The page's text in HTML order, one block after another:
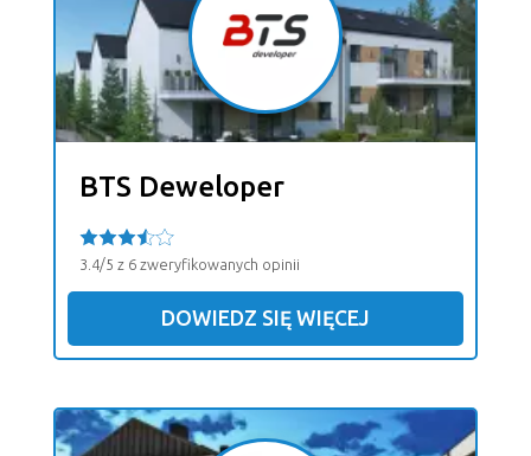
BTS Deweloper
3.4/5 z 6 zweryfikowanych opinii
DOWIEDZ SIĘ WIĘCEJ